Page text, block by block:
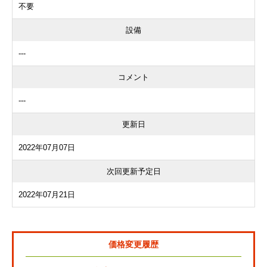
不要
設備
---
コメント
---
更新日
2022年07月07日
次回更新予定日
2022年07月21日
価格変更履歴